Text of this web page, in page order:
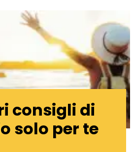
consigli di
solo per te